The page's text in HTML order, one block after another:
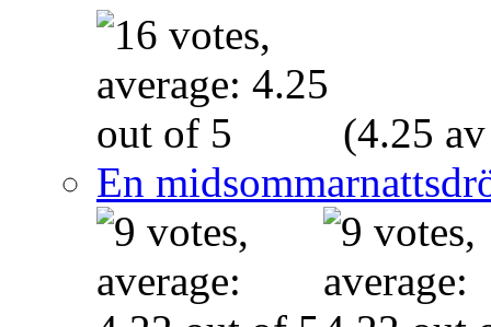
(4.25
En